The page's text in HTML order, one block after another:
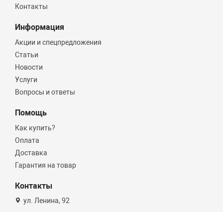
Контакты
Информация
Акции и спецпредложения
Статьи
Новости
Услуги
Вопросы и ответы
Помощь
Как купить?
Оплата
Доставка
Гарантия на товар
Контакты
ул. Ленина, 92